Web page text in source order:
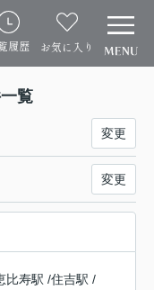
履歴 お気に入り
覧
変更
変更
比寿駅 /住吉駅 /